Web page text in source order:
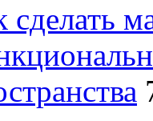
сделать